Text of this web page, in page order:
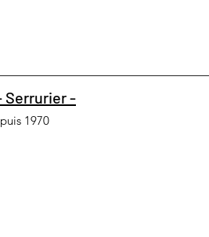
Serrurier -
1970